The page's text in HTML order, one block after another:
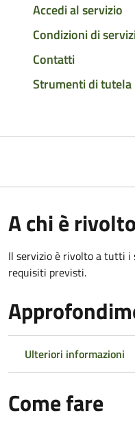
Accedi al servizio
Condizioni di
Contatti
Strumenti di tutela
A chi è rivolto
Il servizio è rivolto a tutti i
requisiti previsti.
Ulteriori informazioni
Come fare